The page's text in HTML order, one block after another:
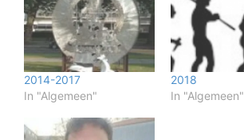
2014-2017
In "Algemeen"
2018
In "Algemeen"